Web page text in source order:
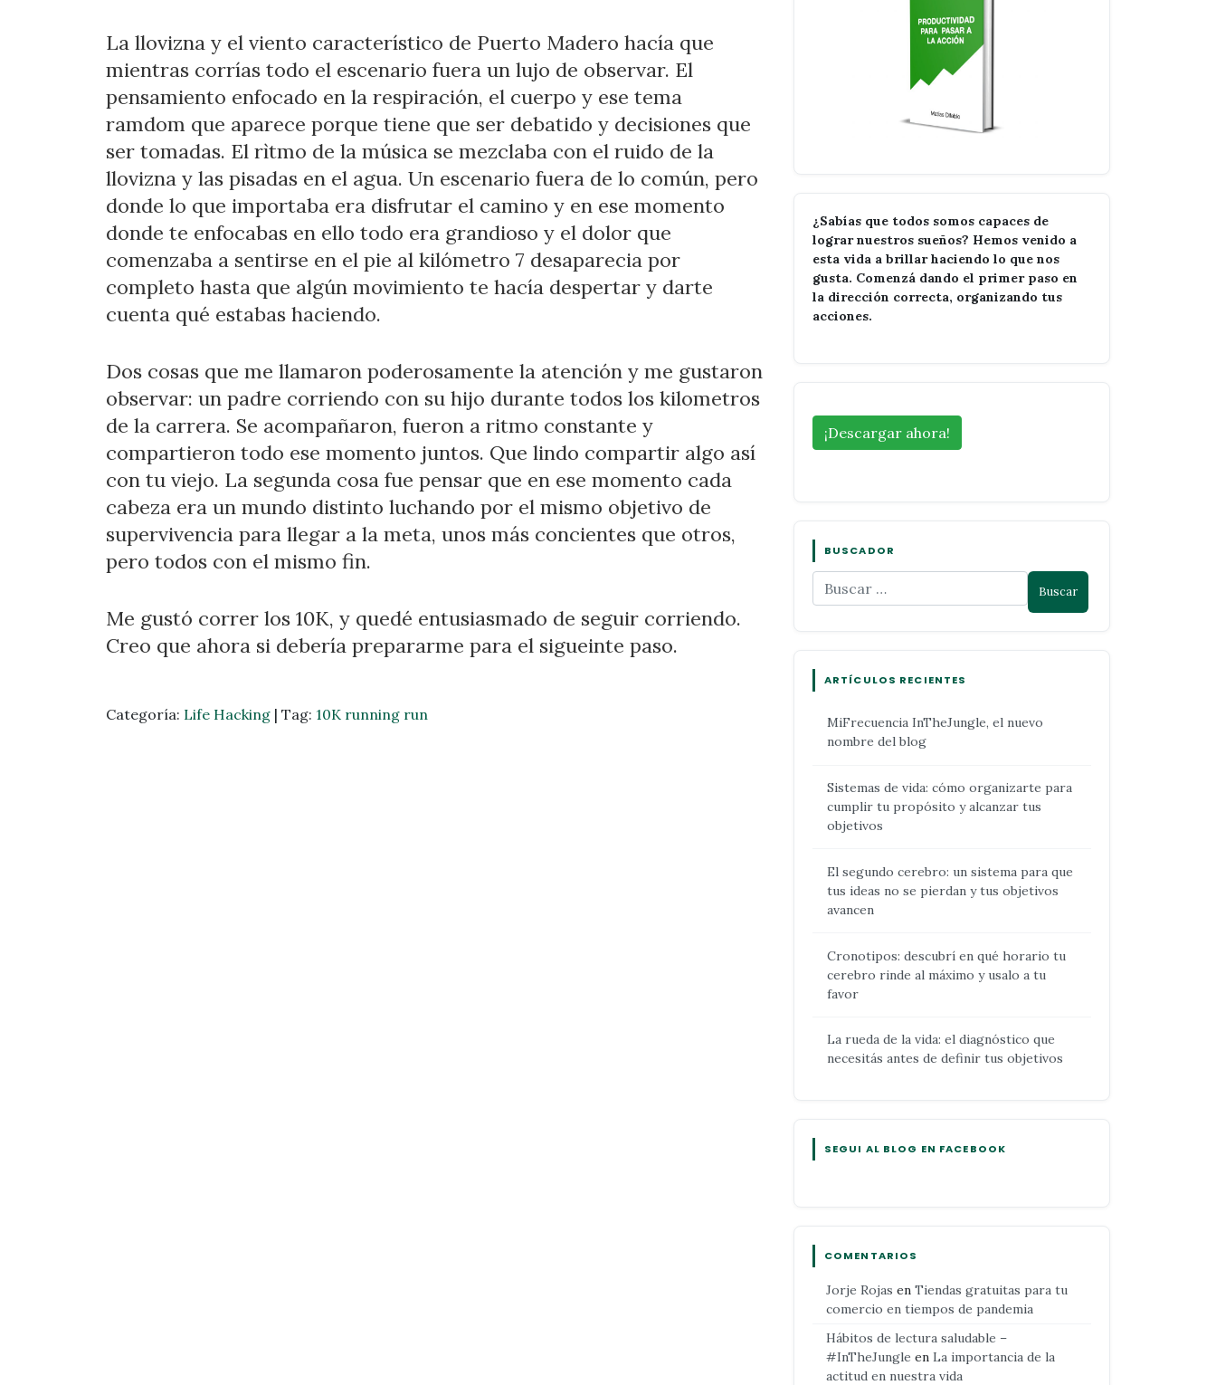
La llovizna y el viento característico de Puerto Madero hacía que
mientras corrías todo el escenario fuera un lujo de observar. El
pensamiento enfocado en la respiración, el cuerpo y ese tema
ramdom que aparece porque tiene que ser debatido y decisiones que
ser tomadas. El rìtmo de la música se mezclaba con el ruido de la
llovizna y las pisadas en el agua. Un escenario fuera de lo común, pero
donde lo que importaba era disfrutar el camino y en ese momento
donde te enfocabas en ello todo era grandioso y el dolor que
comenzaba a sentirse en el pie al kilómetro 7 desaparecia por
completo hasta que algún movimiento te hacía despertar y darte
cuenta qué estabas haciendo.
Dos cosas que me llamaron poderosamente la atención y me gustaron
observar: un padre corriendo con su hijo durante todos los kilometros
de la carrera. Se acompañaron, fueron a ritmo constante y
compartieron todo ese momento juntos. Que lindo compartir algo así
con tu viejo. La segunda cosa fue pensar que en ese momento cada
cabeza era un mundo distinto luchando por el mismo objetivo de
supervivencia para llegar a la meta, unos más concientes que otros,
pero todos con el mismo fin.
Me gustó correr los 10K, y quedé entusiasmado de seguir corriendo.
Creo que ahora si debería prepararme para el sigueinte paso.
Categoría: Life Hacking | Tag: 10K running run
¿Sabías que todos somos capaces de
lograr nuestros sueños? Hemos venido a
esta vida a brillar haciendo lo que nos
gusta. Comenzá dando el primer paso en
la dirección correcta, organizando tus
acciones.
¡Descargar ahora!
BUSCADOR
ARTÍCULOS RECIENTES
MiFrecuencia InTheJungle, el nuevo
nombre del blog
Sistemas de vida: cómo organizarte para
cumplir tu propósito y alcanzar tus
objetivos
El segundo cerebro: un sistema para que
tus ideas no se pierdan y tus objetivos
avancen
Cronotipos: descubrí en qué horario tu
cerebro rinde al máximo y usalo a tu
favor
La rueda de la vida: el diagnóstico que
necesitás antes de definir tus objetivos
SEGUI AL BLOG EN FACEBOOK
COMENTARIOS
Jorje Rojas en Tiendas gratuitas para tu
comercio en tiempos de pandemia
Hábitos de lectura saludable –
#InTheJungle en La importancia de la
actitud en nuestra vida